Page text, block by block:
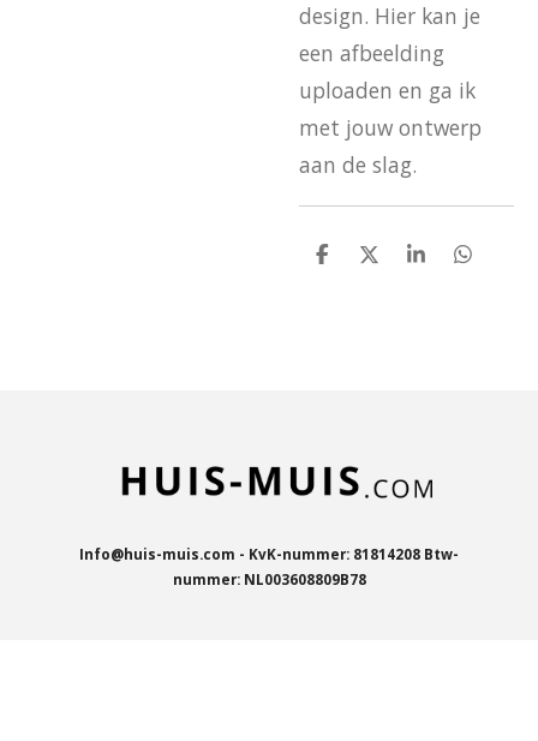
design. Hier kan je
een afbeelding
uploaden en ga ik
met jouw ontwerp
aan de slag.
D
D
S
D
Info@huis-muis.com - KvK-nummer: 81814208 Btw-
nummer: NL003608809B78